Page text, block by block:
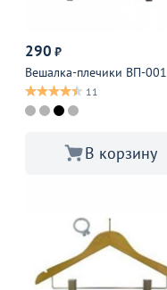
290 ₽
Вешалка-плечики ВП-001
11
В корзину